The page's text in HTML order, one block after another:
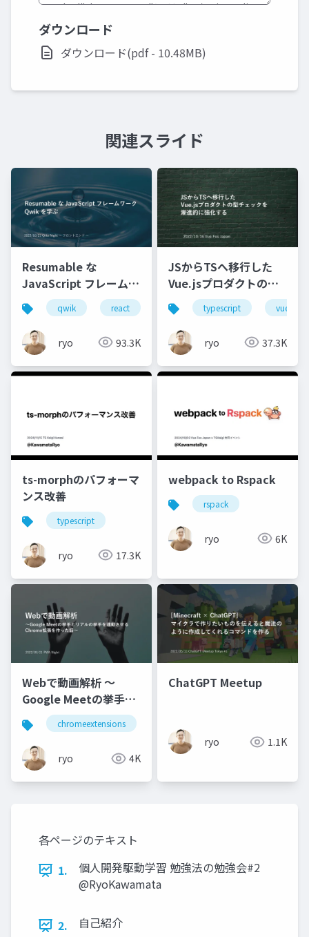
ダウンロード
ダウンロード(pdf - 10.48MB)
関連スライド
Resumable な
JavaScript フレームワ
ーク Qwik を学ぶ
qwik react ssr hydrate
ryo 93.3K
JSからTSへ移行した
Vue.jsプロダクトの型
チェックを 漸進的に強
化する
typescript vue
ryo 37.3K
ts-morphのパフォーマ
ンス改善
typescript
ryo 17.3K
webpack to Rspack
rspack
ryo 6K
Webで動画解析 〜
Google Meetの挙手と
リアルの挙手を連動さ
せるChrome拡張を作
った話〜
chromeextensions
ryo 4K
ChatGPT Meetup
ryo 1.1K
各ページのテキスト
1.
個人開発駆動学習 勉強法の勉強会#2
@RyoKawamata
2. 自己紹介